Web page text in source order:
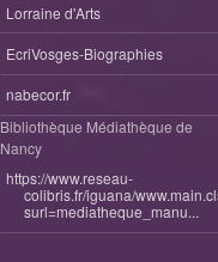
Lorraine d'Arts
EcriVosges-Biographies
nabecor.fr
Bibliothèque Médiathèque de
Nancy
https://www.reseau-
colibris.fr/iguana/
surl=mediatheque_manu...